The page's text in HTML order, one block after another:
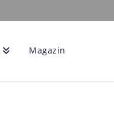
Magazin